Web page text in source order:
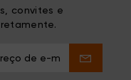
convites e